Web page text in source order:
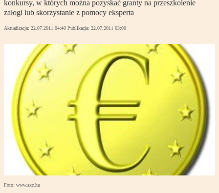
konkursy, w których można pozyskać granty na przeszkolenie
załogi lub skorzystanie z pomocy eksperta
Aktualizacja: 22.07.2011 04:40 Publikacja: 22.07.2011 03:00
Foto: www.sxc.hu